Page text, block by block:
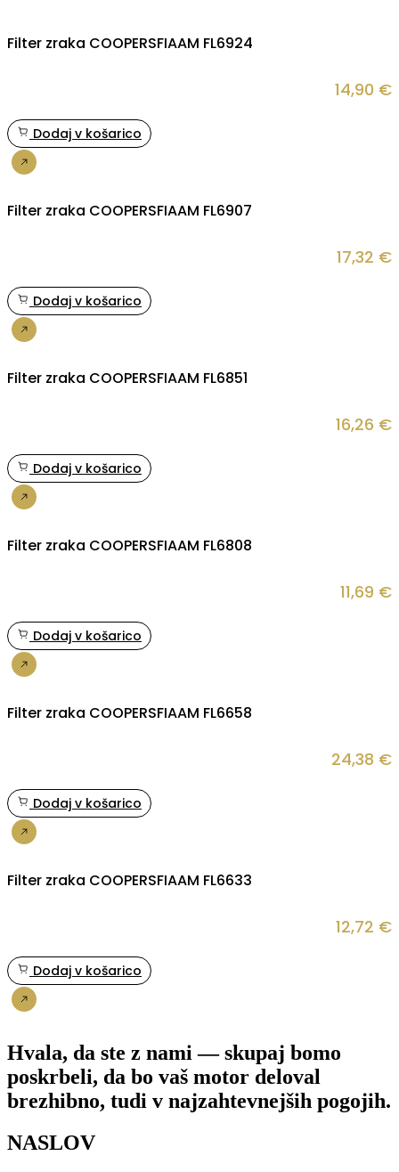
Filter zraka COOPERSFIAAM FL6924
14,90 €
Dodaj v košarico
Filter zraka COOPERSFIAAM FL6907
17,32 €
Dodaj v košarico
Filter zraka COOPERSFIAAM FL6851
16,26 €
Dodaj v košarico
Filter zraka COOPERSFIAAM FL6808
11,69 €
Dodaj v košarico
Filter zraka COOPERSFIAAM FL6658
24,38 €
Dodaj v košarico
Filter zraka COOPERSFIAAM FL6633
12,72 €
Dodaj v košarico
Hvala, da ste z nami — skupaj bomo
poskrbeli, da bo vaš motor deloval
brezhibno, tudi v najzahtevnejših pogojih.
NASLOV